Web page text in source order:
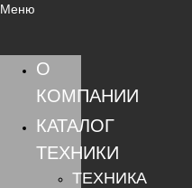
Меню
О
КОМПАНИИ
КАТАЛОГ
ТЕХНИКИ
ТЕХНИКА